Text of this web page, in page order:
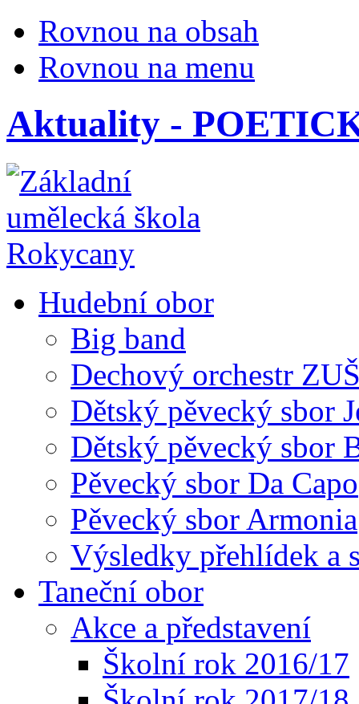
Rovnou na obsah
Rovnou na menu
Aktuality -
Hudební obor
Big band
Dechový orchestr
Dětský pěvecký sbor
Dětský pěvecký sbor
Pěvecký sbor Da Capo
Pěvecký sbor Armonia
Výsledky přehlídek a
Taneční obor
Akce a představení
Školní rok 2016/17